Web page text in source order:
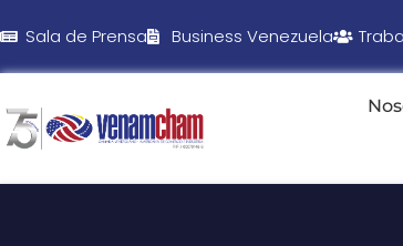
Sala de Prensa Business Venezuela